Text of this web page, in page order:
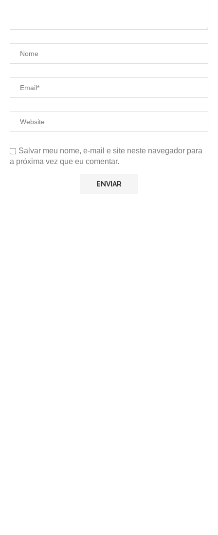
Salvar meu nome, e-mail e site neste navegador para
a próxima vez que eu comentar.